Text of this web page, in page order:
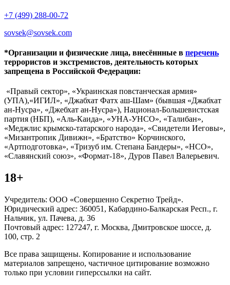
+7 (499) 288-00-72
sovsek@sovsek.com
*Организации и физические лица, внесённные в перечень
террористов и экстремистов, деятельность которых
запрещена в Российской Федерации:
«Правый сектор», «Украинская повстанческая армия»
(УПА),«ИГИЛ», «Джабхат Фатх аш-Шам» (бывшая «Джабхат
ан-Нусра», «Джебхат ан-Нусра»), Национал-Большевистская
партия (НБП), «Аль-Каида», «УНА-УНСО», «Талибан»,
«Меджлис крымско-татарского народа», «Свидетели Иеговы»,
«Мизантропик Дивижн», «Братство» Корчинского,
«Артподготовка», «Тризуб им. Степана Бандеры», «НСО»,
«Славянский союз», «Формат-18», Дуров Павел Валерьевич.
18+
Учредитель: ООО «Совершенно Секретно Трейд».
Юридический адрес: 360051, Кабардино-Балкарская Респ., г.
Нальчик, ул. Пачева, д. 36
Почтовый адрес: 127247, г. Москва, Дмитровское шоссе, д.
100, стр. 2
Все права защищены. Копирование и использование
материалов запрещено, частичное цитирование возможно
только при условии гиперссылки на сайт.